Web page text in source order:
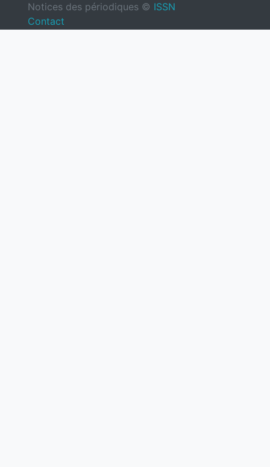
Notices des périodiques © ISSN
Contact